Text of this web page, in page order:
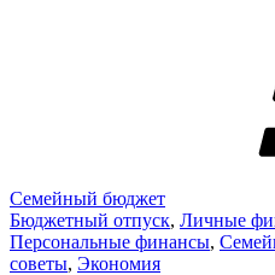
Семейный бюджет
Бюджетный отпуск, Личные
Персональные финансы,
советы, Экономия